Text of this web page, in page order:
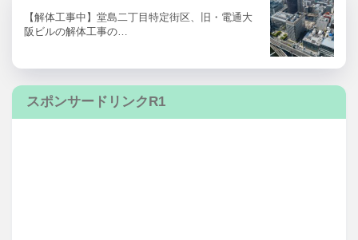
【解体工事中】堂島二丁目特定街区、旧・電通大
阪ビルの解体工事の…
スポンサードリンクR1